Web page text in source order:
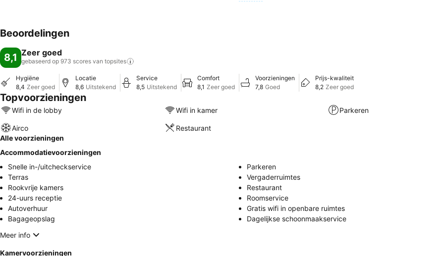
Beoordelingen
8,1 Zeer goed
gebaseerd op 973 scores van topsites
Hygiëne
8,4 Zeer goed
Locatie
8,6 Uitstekend
Service
8,5 Uitstekend
Comfort
8,1 Zeer goed
Voorzieningen
7,8 Goed
Prijs-kwaliteit
8,2 Zeer goed
Topvoorzieningen
Wifi in de lobby Wifi in kamer Parkeren
Airco
Restaurant
Alle voorzieningen
Accommodatievoorzieningen
Snelle in-/uitcheckservice
Parkeren
Terras
Vergaderruimtes
Rookvrije kamers
Restaurant
24-uurs receptie
Roomservice
Autoverhuur
Gratis wifi in openbare ruimtes
Bagageopslag
Dagelijkse schoonmaakservice
Meer info
Kamervoorzieningen